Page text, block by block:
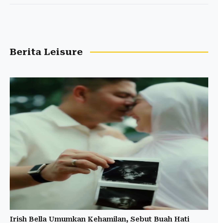
Berita Leisure
Irish Bella Umumkan Kehamilan, Sebut Buah Hati